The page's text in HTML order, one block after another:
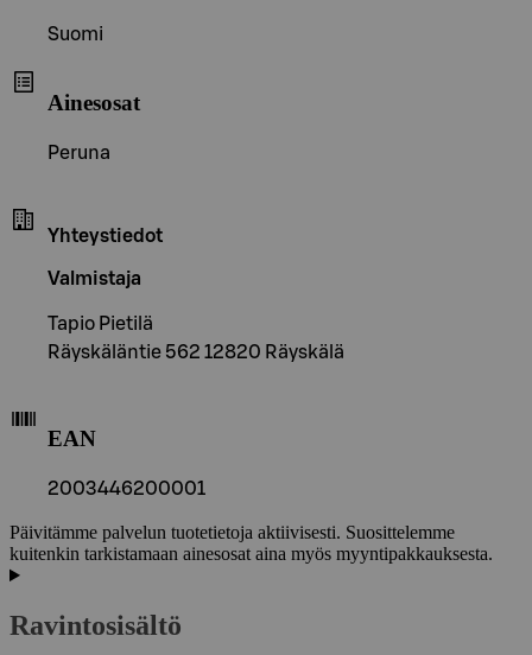
Suomi
Ainesosat
Peruna
Yhteystiedot
Valmistaja
Tapio Pietilä
Räyskäläntie 562 12820 Räyskälä
EAN
2003446200001
Päivitämme palvelun tuotetietoja aktiivisesti. Suosittelemme
kuitenkin tarkistamaan ainesosat aina myös myyntipakkauksesta.
Ravintosisältö